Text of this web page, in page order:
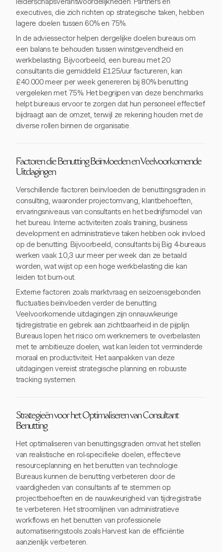
executives, die zich richten op strategische taken, hebben
lagere doelen tussen 60% en 75%.
In de adviessector helpen dergelijke doelen bureaus om
een balans te behouden tussen winstgevendheid en
werkbelasting. Bijvoorbeeld, een bureau met 20
consultants die gemiddeld £125/uur factureren, kan
£40.000 meer per week genereren bij 80% benutting
vergeleken met 75%. Het begrijpen van deze benchmarks
helpt bureaus ervoor te zorgen dat hun personeel effectief
bijdraagt aan de omzet, terwijl ze rekening houden met de
diverse rollen binnen de organisatie.
Factoren die Benutting Beïnvloeden en Veelvoorkomende
Uitdagingen
Verschillende factoren beïnvloeden de benuttingsgraden in
consulting, waaronder projectomvang, klantbehoeften,
ervaringsniveaus van consultants en het bedrijfsmodel van
het bureau. Interne activiteiten zoals training, business
development en administratieve taken hebben ook invloed
op de benutting. Bijvoorbeeld, consultants bij Big 4-bureaus
werken vaak 10,3 uur meer per week dan ze betaald
worden, wat wijst op een hoge werkbelasting die kan
leiden tot burn-out.
Externe factoren zoals marktvraag en seizoensgebonden
fluctuaties beïnvloeden verder de benutting.
Veelvoorkomende uitdagingen zijn onnauwkeurige
tijdregistratie en gebrek aan zichtbaarheid in de pijplijn.
Bureaus lopen het risico om werknemers te overbelasten
met te ambitieuze doelen, wat kan leiden tot verminderde
moraal en productiviteit. Het aanpakken van deze
uitdagingen vereist strategische planning en robuuste
tracking systemen.
Strategieën voor het Optimaliseren van Consultant
Benutting
Het optimaliseren van benuttingsgraden omvat het stellen
van realistische en rol-specifieke doelen, effectieve
resourceplanning en het benutten van technologie.
Bureaus kunnen de benutting verbeteren door de
vaardigheden van consultants af te stemmen op
projectbehoeften en de nauwkeurigheid van tijdregistratie
te verbeteren. Het stroomlijnen van administratieve
workflows en het benutten van professionele
automatiseringstools zoals Harvest kan de efficiëntie
aanzienlijk verbeteren.